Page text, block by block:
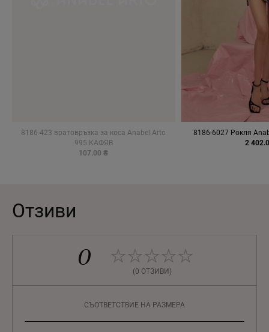
8186-423 вратовръзка за коса Anabel Arto
995 КАФЯВ
107.00 ₴
8186-6027 Рокля
2
Отзиви
0
(0 ОТЗИВИ)
СЪОТВЕТСТВИЕ НА РАЗМЕРА